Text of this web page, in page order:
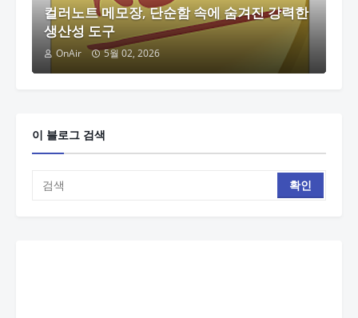
컬러노트 메모장, 단순함 속에 숨겨진 강력한
생산성 도구
OnAir 5월 02, 2026
이 블로그 검색